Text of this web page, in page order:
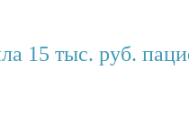
15 тыс. руб.